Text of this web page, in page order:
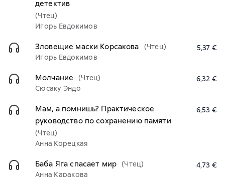
детектив
(Чтец)
Игорь Евдокимов
Зловещие маски Корсакова
(Чтец)
Игорь Евдокимов
5,37 €
Молчание
(Чтец)
Сюсаку Эндо
6,32 €
Мам, а помнишь? Практическое
руководство по сохранению памяти
(Чтец)
Анна Корецкая
6,53 €
Баба Яга спасает мир (Чтец)
Анна Каракова
4,73 €